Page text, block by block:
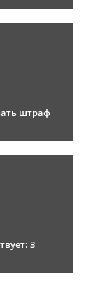
штраф
3